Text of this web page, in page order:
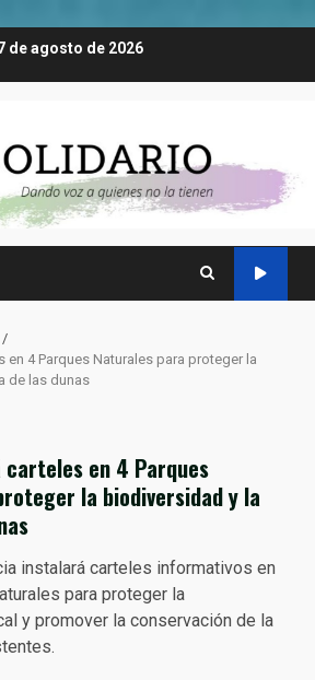
de agosto de 2026
en 4 Parques Naturales para proteger la
de las dunas
en 4 Parques
la biodiversidad y la
instalará carteles informativos en
para proteger la
y promover la conservación de la